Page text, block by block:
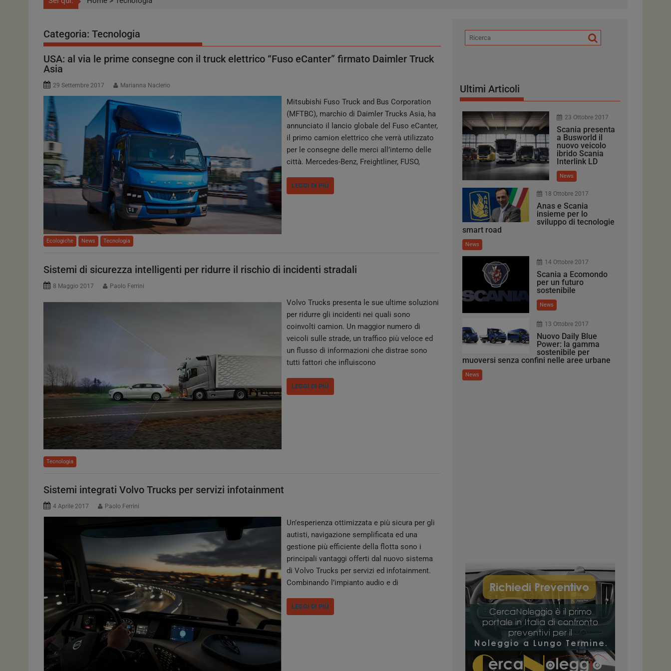
Categoria: Tecnologia
USA: al via le prime consegne con il truck elettrico “Fuso eCanter” firmato Daimler Truck
Asia
29 Settembre 2017 Marianna Naclerio
Mitsubishi Fuso Truck and Bus Corporation
(MFTBC), marchio di Daimler Trucks Asia, ha
annunciato il lancio globale del Fuso eCanter,
il primo camion elettrico che verrà utilizzato
per le consegne delle merci all’interno delle
città. Mercedes-Benz, Freightliner, FUSO,
di un’unica famiglia internazionale, quella
LEGGI DI PIÙ
Ecologiche News Tecnologia
Sistemi di sicurezza intelligenti per ridurre il rischio di incidenti stradali
8 Maggio 2017 Paolo Ferrini
Volvo Trucks presenta le sue ultime soluzioni
per ridurre gli incidenti nei quali sono
coinvolti camion. Un maggior numero di
veicoli sulle strade, un traffico più veloce ed
un flusso di informazioni che distrae sono
tutti fattori che influiscono
di autoveicolo. D’altra parte, mai come oggi
LEGGI DI PIÙ
Tecnologia
Sistemi integrati Volvo Trucks per servizi infotainment
4 Aprile 2017 Paolo Ferrini
Un’esperienza ottimizzata e più sicura per gli
autisti, navigazione semplificata ed una
gestione più efficiente della flotta sono i
principali vantaggi offerti dal nuovo sistema
di Volvo Trucks per servizi ed infotainment.
Combinando l’impianto audio e di
sistemi di navigazione e di gestione della
LEGGI DI PIÙ
Ultimi Articoli
23 Ottobre 2017
Scania presenta
a Busworld il
nuovo veicolo
ibrido Scania
Interlink LD
News
18 Ottobre 2017
Anas e Scania
insieme per lo
sviluppo di tecnologie
smart road
News
14 Ottobre 2017
Scania a Ecomondo
per un futuro
sostenibile
News
13 Ottobre 2017
Nuovo Daily Blue
Power: la gamma
sostenibile per
muoversi senza confini nelle aree urbane
News